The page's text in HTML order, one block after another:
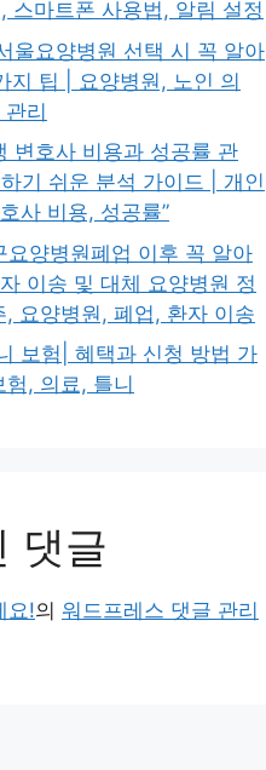
, 스마트폰 사용법, 알림 설정
울요양병원 선택 시 꼭 알아
지 팁 | 요양병원, 노인 의
관리
변호사 비용과 성공률 관
기 쉬운 분석 가이드 | 개인
사 비용, 성공률”
요양병원폐업 이후 꼭 알아
이송 및 대체 요양병원 정
, 요양병원, 폐업, 환자 이송
보험| 혜택과 신청 방법 가
, 의료, 틀니
댓글
요!의 워드프레스 댓글 관리